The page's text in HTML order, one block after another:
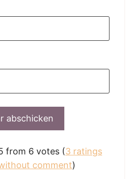
from 6 votes (3 ratings
comment)